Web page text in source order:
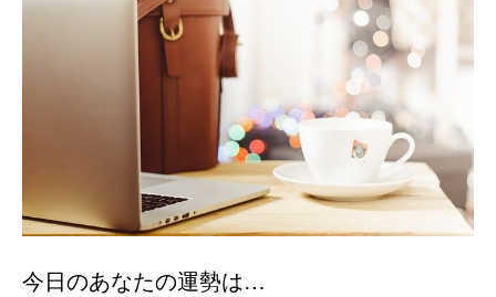
今日のあなたの運勢は…